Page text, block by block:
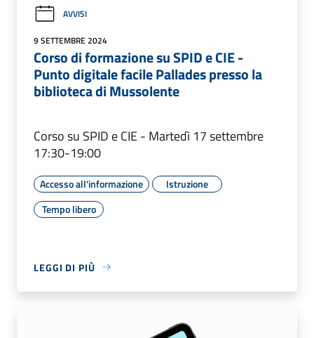
AVVISI
9 SETTEMBRE 2024
Corso di formazione su SPID e CIE -
Punto digitale facile Pallades presso la
biblioteca di Mussolente
Corso su SPID e CIE - Martedì 17 settembre
17:30-19:00
Accesso all'informazione
Istruzione
Tempo libero
LEGGI DI PIÙ